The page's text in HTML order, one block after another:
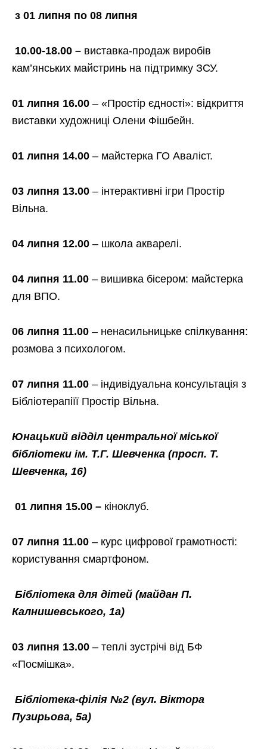
з 01 липня по 08 липня
10.00-18.00 – виставка-продаж виробів
кам’янських майстринь на підтримку ЗСУ.
01 липня 16.00 – «Простір єдності»: відкриття
виставки художниці Олени Фішбейн.
01 липня 14.00 – майстерка ГО Аваліст.
03 липня 13.00 – інтерактивні ігри Простір
Вільна.
04 липня 12.00 – школа акварелі.
04 липня 11.00 – вишивка бісером: майстерка
для ВПО.
06 липня 11.00 – ненасильницьке спілкування:
розмова з психологом.
07 липня 11.00 – індивідуальна консультація з
Бібліотерапіїї Простір Вільна.
Юнацький відділ центральної міської
бібліотеки ім. Т.Г. Шевченка (просп. Т.
Шевченка, 16)
01 липня 15.00 – кіноклуб.
07 липня 11.00 – курс цифрової грамотності:
користування смартфоном.
Бібліотека для дітей (майдан П.
Калнишевського, 1а)
03 липня 13.00 – теплі зустрічі від БФ
«Посмішка».
Бібліотека-філія №2 (вул. Віктора
Пузирьова, 5а)